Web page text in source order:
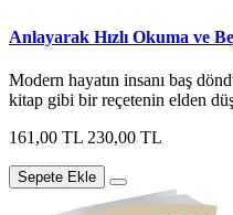
Anlayarak Hızlı Okuma ve
Modern hayatın insanı baş
kitap gibi bir reçetenin elden
161,00 TL 230,00 TL
Sepete Ekle